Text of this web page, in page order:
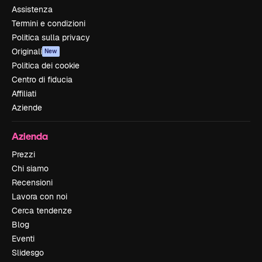
Assistenza
Termini e condizioni
Politica sulla privacy
Originali New
Politica dei cookie
Centro di fiducia
Affiliati
Aziende
Azienda
Prezzi
Chi siamo
Recensioni
Lavora con noi
Cerca tendenze
Blog
Eventi
Slidesgo